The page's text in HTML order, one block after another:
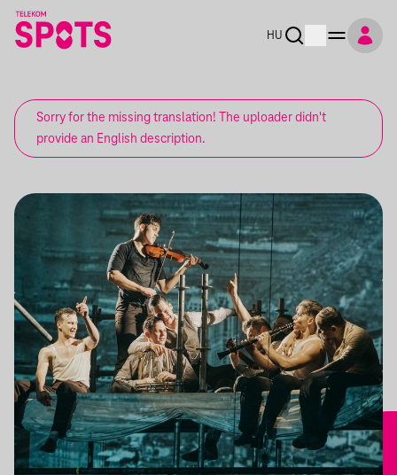
HU
Sorry for the missing translation! The uploader didn't
provide an English description.